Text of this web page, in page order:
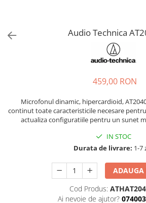
Accesorii de microfoane
Microfoane de instrumente
calibrare
Microfoane de studio
Microfoane de voce si live
Microfoane podcast, USB, iOS /
Microfoane pt Camere Video
Audio Technica
459,00 RON
Microfonul dinamic, hipercardioid,
continut toate caracteristicile necesare
actualiza configuratiile pentru un sunet
IN STOC
Durata de livrare: 1-7
ADAUGA
Cod Produs:
Ai nevoie de ajutor?